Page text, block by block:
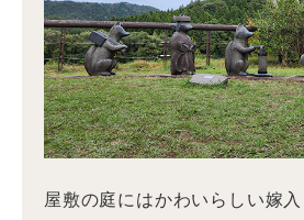
屋敷の庭にはかわいらしい嫁